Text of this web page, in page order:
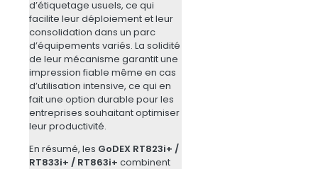
d’étiquetage usuels, ce qui
facilite leur déploiement et leur
consolidation dans un parc
d’équipements variés. La solidité
de leur mécanisme garantit une
impression fiable même en cas
d’utilisation intensive, ce qui en
fait une option durable pour les
entreprises souhaitant optimiser
leur productivité.
En résumé, les GoDEX RT823i+ /
RT833i+ / RT863i+ combinent